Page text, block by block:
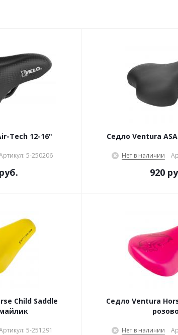
Tech 12-16"
5-250206
Седло Ventura ASA
Нет в наличии
920
Child Saddle
5-251291
Седло Ventura
Нет в наличии